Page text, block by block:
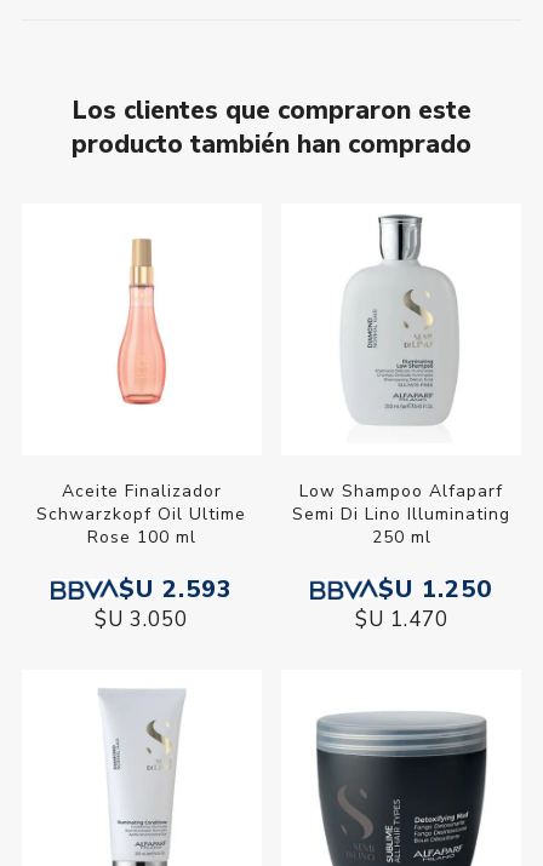
Los clientes que compraron este
producto también han comprado
Aceite Finalizador
Schwarzkopf Oil Ultime
Rose 100 ml
$U 2.593
$U 3.050
Low Shampoo Alfaparf
Semi Di Lino Illuminating
250 ml
$U 1.250
$U 1.470